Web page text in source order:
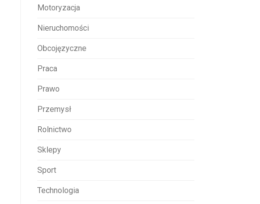
Motoryzacja
Nieruchomości
Obcojęzyczne
Praca
Prawo
Przemysł
Rolnictwo
Sklepy
Sport
Technologia